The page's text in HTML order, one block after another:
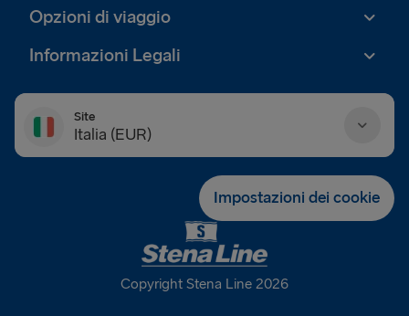
Opzioni di viaggio
Informazioni Legali
Site
Italia (EUR)
Impostazioni dei cookie
Copyright Stena Line 2026